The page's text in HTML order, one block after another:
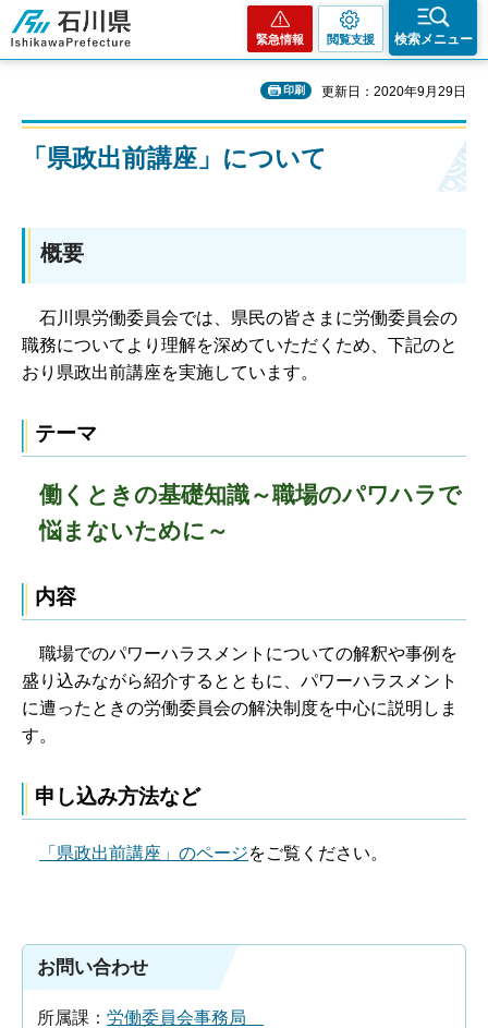
石川県
緊急情報 閲覧支援 検索メニュー
印刷 更新日：2020年9月29日
「県政出前講座」について
概要
石川県労働委員会では、県民の皆さまに労働委員会の
職務についてより理解を深めていただくため、下記のと
おり県政出前講座を実施しています。
テーマ
働くときの基礎知識～職場のパワハラで
悩まないために～
内容
職場でのパワーハラスメントについての解釈や事例を
盛り込みながら紹介するとともに、パワーハラスメント
に遭ったときの労働委員会の解決制度を中心に説明しま
す。
申し込み方法など
「県政出前講座」のページをご覧ください。
お問い合わせ
所属課： 労働委員会事務局